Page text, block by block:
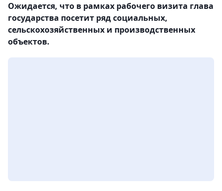
Ожидается, что в рамках рабочего визита глава
государства посетит ряд социальных,
сельскохозяйственных и производственных
объектов.